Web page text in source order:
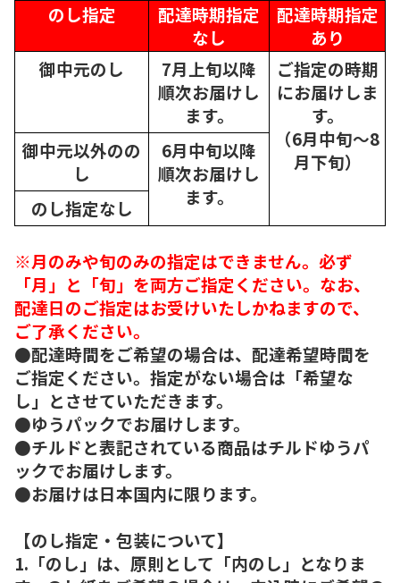
のし指定
配達時期指定
なし
配達時期指定
あり
御中元のし
7月上旬以降
順次お届けし
ます。
ご指定の時期
にお届けしま
す。
（6月中旬～8
月下旬）
御中元以外のの
し
6月中旬以降
順次お届けし
ます。
のし指定なし
※月のみや旬のみの指定はできません。必ず
「月」と「旬」を両方ご指定ください。なお、
配達日のご指定はお受けいたしかねますので、
ご了承ください。
●配達時間をご希望の場合は、配達希望時間を
ご指定ください。指定がない場合は「希望な
し」とさせていただきます。
●ゆうパックでお届けします。
●チルドと表記されている商品はチルドゆうパ
ックでお届けします。
●お届けは日本国内に限ります。
【のし指定・包装について】
1.「のし」は、原則として「内のし」となりま